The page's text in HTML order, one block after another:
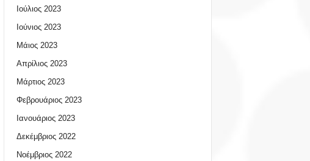
Ιούλιος 2023
Ιούνιος 2023
Μάιος 2023
Απρίλιος 2023
Μάρτιος 2023
Φεβρουάριος 2023
Ιανουάριος 2023
Δεκέμβριος 2022
Νοέμβριος 2022